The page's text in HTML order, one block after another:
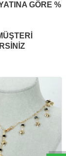
W
h
t
s
a
p
p
D
e
s
e
H
a
t
t
GÖRE %